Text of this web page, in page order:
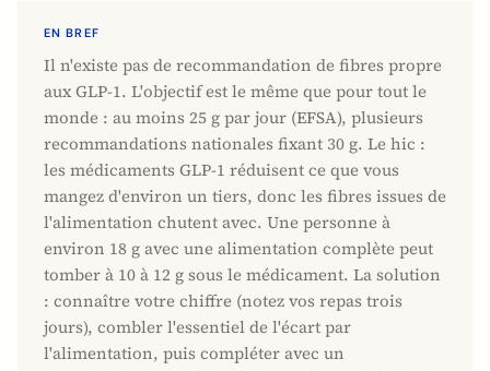
EN BREF
Il n'existe pas de recommandation de fibres propre
aux GLP-1. L'objectif est le même que pour tout le
monde : au moins 25 g par jour (EFSA), plusieurs
recommandations nationales fixant 30 g. Le hic :
les médicaments GLP-1 réduisent ce que vous
mangez d'environ un tiers, donc les fibres issues de
l'alimentation chutent avec. Une personne à
environ 18 g avec une alimentation complète peut
tomber à 10 à 12 g sous le médicament. La solution
: connaître votre chiffre (notez vos repas trois
jours), combler l'essentiel de l'écart par
l'alimentation, puis compléter avec un